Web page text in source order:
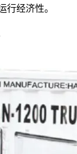
行经济性。